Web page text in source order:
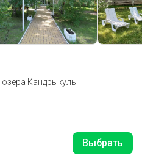
озера Кандрыкуль
Выбрать